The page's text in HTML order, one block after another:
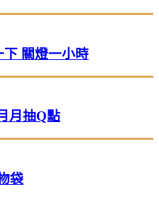
關燈一小時
月抽Q點
袋